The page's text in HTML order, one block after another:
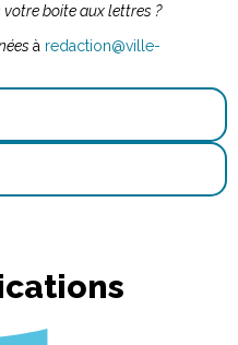
votre boite aux lettres ?
à redaction@ville-